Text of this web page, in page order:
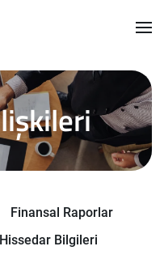
Finansal Raporlar
Hissedar Bilgileri